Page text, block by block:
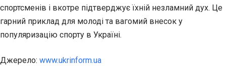
спортсменів і вкотре підтверджує їхній незламний дух. Це
гарний приклад для молоді та вагомий внесок у
популяризацію спорту в Україні.
Джерело: www.ukrinform.ua